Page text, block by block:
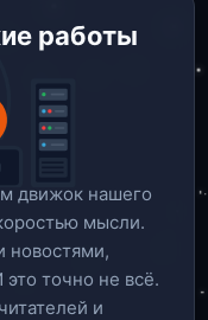
работы
движок нашего
мысли.
новостями,
точно не всё.
и